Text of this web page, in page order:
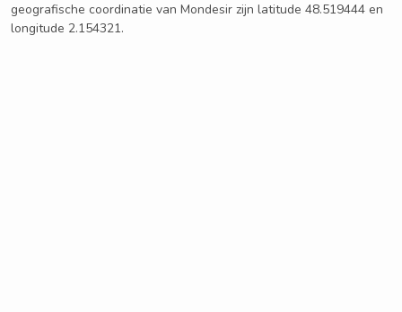
geografische coordinatie van Mondesir zijn latitude 48.519444 en
longitude 2.154321.